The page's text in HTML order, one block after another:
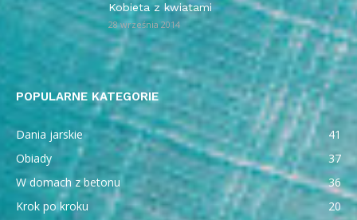
Kobieta z kwiatami
28 września 2014
POPULARNE KATEGORIE
Dania jarskie
41
Obiady
37
W domach z betonu
36
Krok po kroku
20